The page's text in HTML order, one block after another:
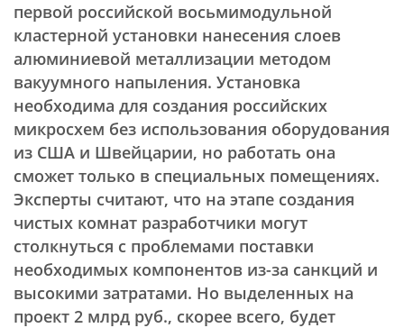
первой российской восьмимодульной
кластерной установки нанесения слоев
алюминиевой металлизации методом
вакуумного напыления. Установка
необходима для создания российских
микросхем без использования оборудования
из США и Швейцарии, но работать она
сможет только в специальных помещениях.
Эксперты считают, что на этапе создания
чистых комнат разработчики могут
столкнуться с проблемами поставки
необходимых компонентов из-за санкций и
высокими затратами. Но выделенных на
проект 2 млрд руб., скорее всего, будет